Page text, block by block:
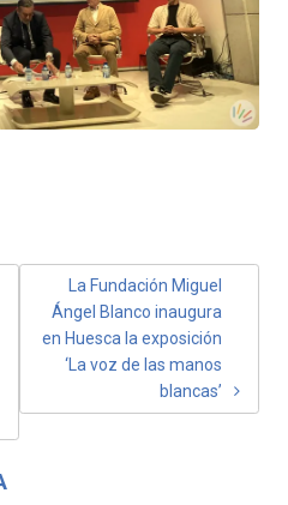
La Fundación Miguel
Ángel Blanco inaugura
en Huesca la exposición
‘La voz de las manos
blancas’